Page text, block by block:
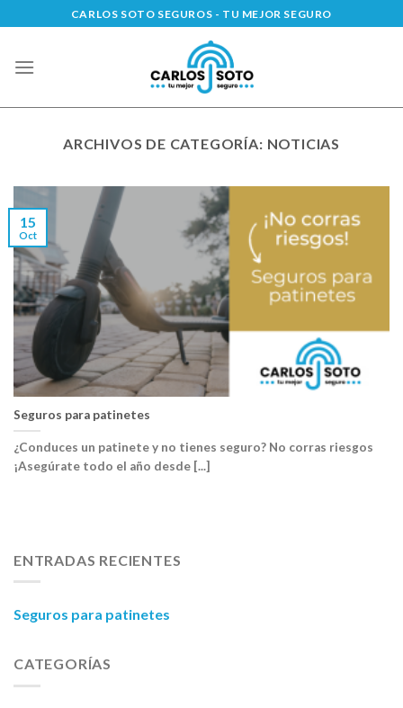
al
CARLOS SOTO SEGUROS - TU MEJOR SEGURO
ARCHIVOS DE CATEGORÍA: NOTICIAS
Seguros para patinetes
¿Conduces un patinete y no tienes seguro? No corras riesgos
¡Asegúrate todo el año desde [...]
15
Oct
ENTRADAS RECIENTES
Seguros para patinetes
CATEGORÍAS